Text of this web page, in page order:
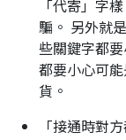
「代寄」字
騙。 另外就
些關鍵字都
都要小心可
貨。
「接通時對